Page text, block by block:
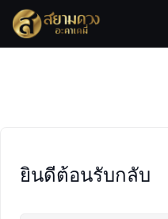
Skip
content
ยินดีต้อนรับกลับ